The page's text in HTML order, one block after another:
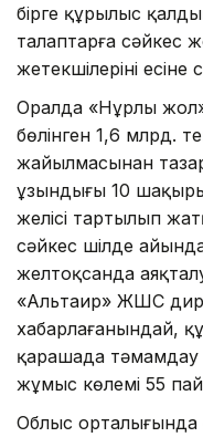
бірге құрылыс
талаптарға сәйкес
жетекшілерінің есіне
Оралда «Нұрлы
бөлінген 1,6 млрд.
жайылмасынан
ұзындығы 10
желісі тартылып
сәйкес шілде
желтоқсанда
«Альтаир» ЖШС
хабарлағанындай,
қарашада тәмамдау
жұмыс көлемі 55
Облыс